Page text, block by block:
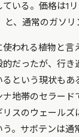
いる。価格は1
、通常のガソリ
われる植物と言
的だったが、行き
という現状もあ
地帯のセラード
リスのウェールズ
。サボテンは通